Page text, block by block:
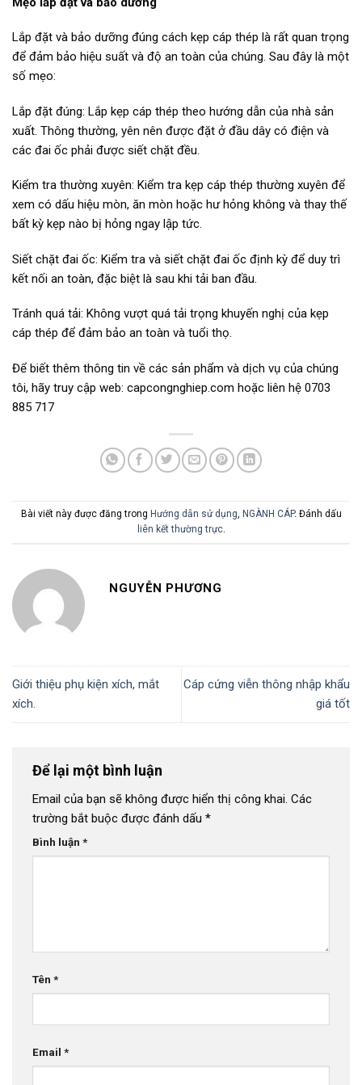
Lắp đặt và bảo dưỡng đúng cách kẹp cáp thép là rất quan trọng
để đảm bảo hiệu suất và độ an toàn của chúng. Sau đây là một
số mẹo:
Lắp đặt đúng: Lắp kẹp cáp thép theo hướng dẫn của nhà sản
xuất. Thông thường, yên nên được đặt ở đầu dây có điện và
các đai ốc phải được siết chặt đều.
Kiểm tra thường xuyên: Kiểm tra kẹp cáp thép thường xuyên để
xem có dấu hiệu mòn, ăn mòn hoặc hư hỏng không và thay thế
bất kỳ kẹp nào bị hỏng ngay lập tức.
Siết chặt đai ốc: Kiểm tra và siết chặt đai ốc định kỳ để duy trì
kết nối an toàn, đặc biệt là sau khi tải ban đầu.
Tránh quá tải: Không vượt quá tải trọng khuyến nghị của kẹp
cáp thép để đảm bảo an toàn và tuổi thọ.
Để biết thêm thông tin về các sản phẩm và dịch vụ của chúng
tôi, hãy truy cập web: capcongnghiep.com hoặc liên hệ 0703
885 717
Bài viết này được đăng trong Hướng dẫn sử dụng NGÀNH CÁP. Đánh dấu
liên kết thường trực.
NGUYỄN PHƯƠNG
Giới thiệu phụ kiện xích, mắt
xích.
Cáp cứng viễn thông nhập khẩu
giá tốt
Để lại một bình luận
Email của bạn sẽ không được hiển thị công khai. Các
trường bắt buộc được đánh dấu *
Bình luận *
Tên *
Email *